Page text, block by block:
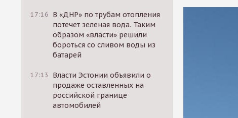
17:16 В «ДНР» по трубам отопления
потечет зеленая вода. Таким
образом «власти» решили
бороться со сливом воды из
батарей
17:13
Власти Эстонии объявили о
продаже оставленных на
российской границе
автомобилей